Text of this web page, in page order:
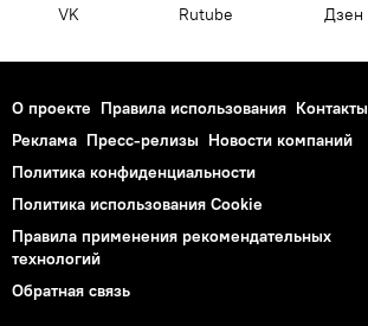
VK Rutube Дзен
О проекте Правила использования Контакты
Реклама Пресс-релизы Новости компаний
Политика конфиденциальности
Политика использования Cookie
Правила применения рекомендательных
технологий
Обратная связь